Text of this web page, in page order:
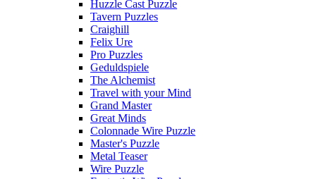
Huzzle Cast Puzzle
Tavern Puzzles
Craighill
Felix Ure
Pro Puzzles
Geduldspiele
The Alchemist
Travel with your Mind
Grand Master
Great Minds
Colonnade Wire Puzzle
Master's Puzzle
Metal Teaser
Wire Puzzle